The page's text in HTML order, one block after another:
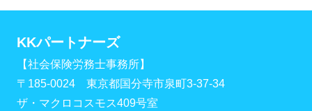
KKパートナーズ
【社会保険労務士事務所】
〒185-0024 東京都国分寺市泉町3-37-34
ザ・マクロコスモス409号室